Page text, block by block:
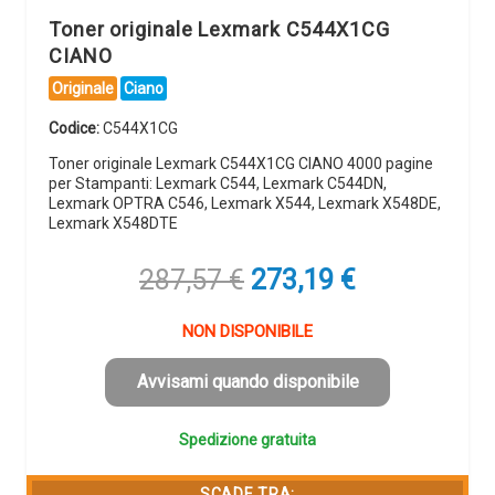
Toner originale Lexmark C544X1CG
CIANO
Originale Ciano
Codice:C544X1CG
Toner originale Lexmark C544X1CG CIANO 4000 pagine
per Stampanti: Lexmark C544, Lexmark C544DN,
Lexmark OPTRA C546, Lexmark X544, Lexmark X548DE,
Lexmark X548DTE
287,57€ Il
originale
era:
287,57 €.
273,19 €Il
è:
273,19 €.
NON DISPONIBILE
Avvisami quando disponibile
Spedizione gratuita